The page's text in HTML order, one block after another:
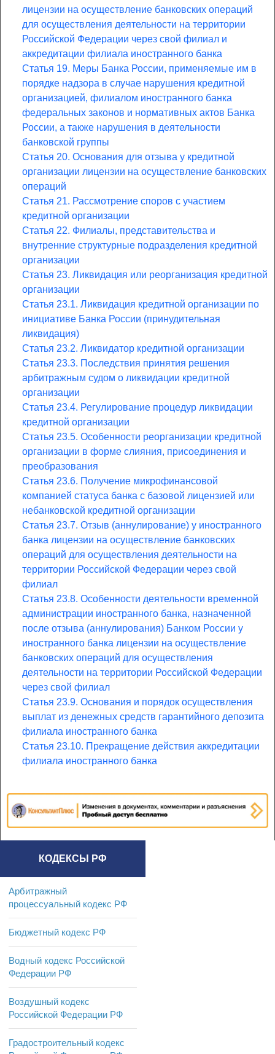
лицензии на осуществление банковских операций
для осуществления деятельности на территории
Российской Федерации через свой филиал и
аккредитации филиала иностранного банка
Статья 19. Меры Банка России, применяемые им в
порядке надзора в случае нарушения кредитной
организацией, филиалом иностранного банка
федеральных законов и нормативных актов Банка
России, а также нарушения в деятельности
банковской группы
Статья 20. Основания для отзыва у кредитной
организации лицензии на осуществление банковских
операций
Статья 21. Рассмотрение споров с участием
кредитной организации
Статья 22. Филиалы, представительства и
внутренние структурные подразделения кредитной
организации
Статья 23. Ликвидация или реорганизация кредитной
организации
Статья 23.1. Ликвидация кредитной организации по
инициативе Банка России (принудительная
ликвидация)
Статья 23.2. Ликвидатор кредитной организации
Статья 23.3. Последствия принятия решения
арбитражным судом о ликвидации кредитной
организации
Статья 23.4. Регулирование процедур ликвидации
кредитной организации
Статья 23.5. Особенности реорганизации кредитной
организации в форме слияния, присоединения и
преобразования
Статья 23.6. Получение микрофинансовой
компанией статуса банка с базовой лицензией или
небанковской кредитной организации
Статья 23.7. Отзыв (аннулирование) у иностранного
банка лицензии на осуществление банковских
операций для осуществления деятельности на
территории Российской Федерации через свой
филиал
Статья 23.8. Особенности деятельности временной
администрации иностранного банка, назначенной
после отзыва (аннулирования) Банком России у
иностранного банка лицензии на осуществление
банковских операций для осуществления
деятельности на территории Российской Федерации
через свой филиал
Статья 23.9. Основания и порядок осуществления
выплат из денежных средств гарантийного депозита
филиала иностранного банка
Статья 23.10. Прекращение действия аккредитации
филиала иностранного банка
КОДЕКСЫ РФ
Арбитражный
процессуальный кодекс РФ
Бюджетный кодекс РФ
Водный кодекс Российской
Федерации РФ
Воздушный кодекс
Российской Федерации РФ
Градостроительный кодекс